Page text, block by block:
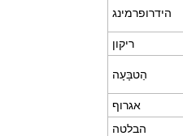
הידרופרמינג
ריקון
הַטבָּעָה
אגרוף
הבלטה